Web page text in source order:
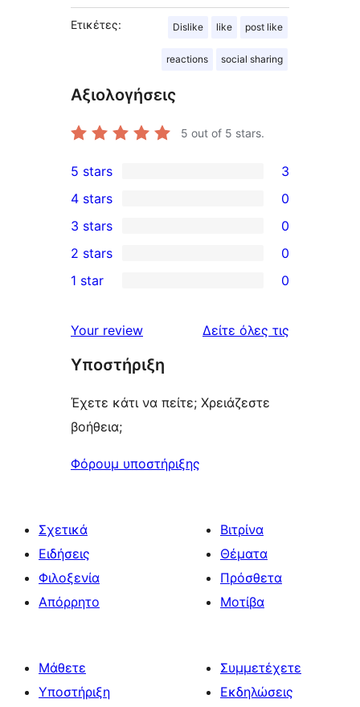
Ετικέτες: Dislike like post like
reactions social sharing
Αξιολογήσεις
5 out of 5 stars.
3
5-
star
reviews
5 stars 3
4-
star
reviews
4 stars 0
0
3-
star
3 stars 0
2-
reviews
2 stars 0
star
reviews
1 star 0
Your review Δείτε όλες τις
Υποστήριξη
Έχετε κάτι να πείτε; Χρειάζεστε
βοήθεια;
Φόρουμ υποστήριξης
Σχετικά
Ειδήσεις
Φιλοξενία
Απόρρητο
Βιτρίνα
Θέματα
Πρόσθετα
Μοτίβα
Μάθετε
Υποστήριξη
Συμμετέχετε
Εκδηλώσεις